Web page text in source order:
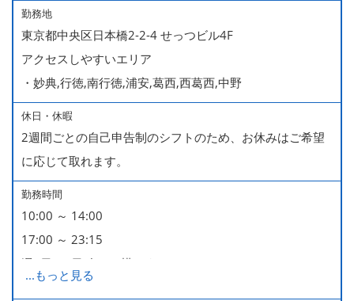
勤務地
東京都中央区日本橋2-2-4 せっつビル4F
アクセスしやすいエリア
・妙典,行徳,南行徳,浦安,葛西,西葛西,中野
休日・休暇
2週間ごとの自己申告制のシフトのため、お休みはご希望
に応じて取れます。
勤務時間
10:00 ～ 14:00
17:00 ～ 23:15
週2日・1日4h～で構いません。
...もっと見る